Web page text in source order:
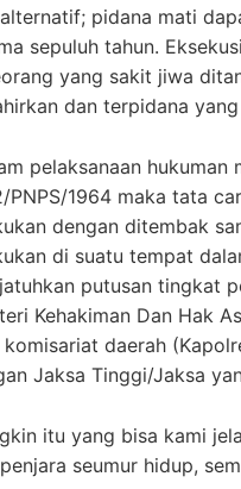
pidana mati
sepuluh tahun.
yang sakit jiwa
dan terpidana
pelaksanaan
PNPS/1964 maka tata
dengan ditembak
di suatu tempat
putusan tingkat
Kehakiman Dan Hak
komisariat daerah
Jaksa Tinggi/Jaksa
itu yang bisa kami
seumur hidup,